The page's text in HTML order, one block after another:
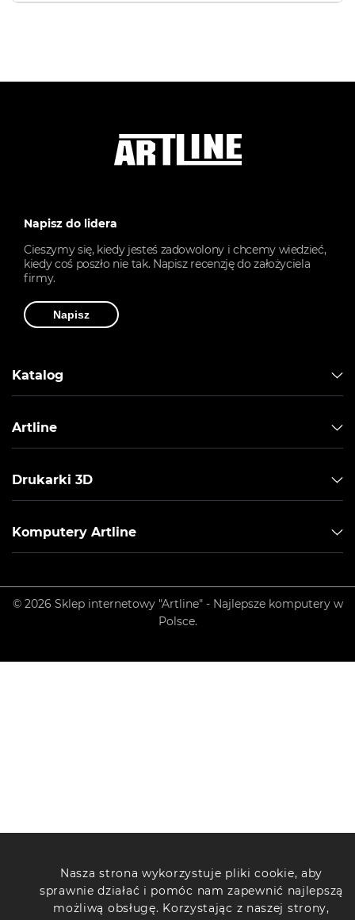
Napisz do lidera
Cieszymy się, kiedy jesteś zadowolony i chcemy wiedzieć,
kiedy coś poszło nie tak. Napisz recenzję do założyciela
firmy.
Napisz
Katalog
Artline
Drukarki 3D
Komputery Artline
© 2026 Sklep internetowy "Artline" - Najlepsze komputery w
Polsce.
Nasza strona wykorzystuje pliki cookie, aby
sprawnie działać i pomóc nam zapewnić najlepszą
możliwą obsługę. Korzystając z naszej strony,